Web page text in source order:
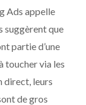
Ads appelle
suggèrent que
partie d’une
toucher via les
direct, leurs
de gros